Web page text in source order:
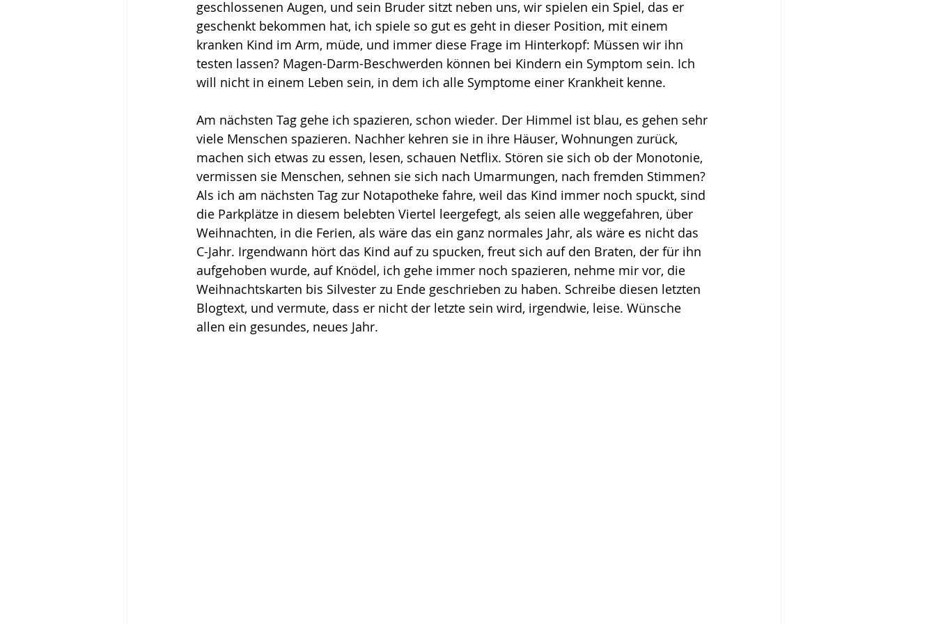
geschlossenen Augen, und sein Bruder sitzt neben uns, wir spielen ein Spiel, das er
geschenkt bekommen hat, ich spiele so gut es geht in dieser Position, mit einem
kranken Kind im Arm, müde, und immer diese Frage im Hinterkopf: Müssen wir ihn
testen lassen? Magen-Darm-Beschwerden können bei Kindern ein Symptom sein. Ich
will nicht in einem Leben sein, in dem ich alle Symptome einer Krankheit kenne.
Am nächsten Tag gehe ich spazieren, schon wieder. Der Himmel ist blau, es gehen sehr
viele Menschen spazieren. Nachher kehren sie in ihre Häuser, Wohnungen zurück,
machen sich etwas zu essen, lesen, schauen Netflix. Stören sie sich ob der Monotonie,
vermissen sie Menschen, sehnen sie sich nach Umarmungen, nach fremden Stimmen?
Als ich am nächsten Tag zur Notapotheke fahre, weil das Kind immer noch spuckt, sind
die Parkplätze in diesem belebten Viertel leergefegt, als seien alle weggefahren, über
Weihnachten, in die Ferien, als wäre das ein ganz normales Jahr, als wäre es nicht das
C-Jahr. Irgendwann hört das Kind auf zu spucken, freut sich auf den Braten, der für ihn
aufgehoben wurde, auf Knödel, ich gehe immer noch spazieren, nehme mir vor, die
Weihnachtskarten bis Silvester zu Ende geschrieben zu haben. Schreibe diesen letzten
Blogtext, und vermute, dass er nicht der letzte sein wird, irgendwie, leise. Wünsche
allen ein gesundes, neues Jahr.